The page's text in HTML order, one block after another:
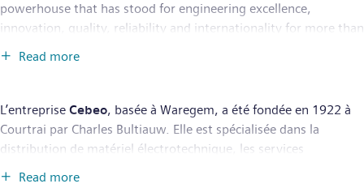
powerhouse that has stood for engineering excellence,
innovation, quality, reliability and internationality for more than
170 years. The company is active around the globe, focusing on
technologies, Siemens is a leading supplier of efficient power
generation and power transmission solutions and a pioneer in
infrastructure solutions as well as automation, drive and
subsidiary Siemens Healthineers AG, the company is also a
Read more
L’entreprise Cebeo, basée à Waregem, a été fondée en 1922 à
Courtrai par Charles Bultiauw. Elle est spécialisée dans la
distribution de matériel électrotechnique, les services
techniques et les solutions pour les secteurs résidentiel, non
Read more